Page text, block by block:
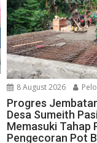
8 August 2026
Progres
Desa Sumeith
Memasuki Tahap
Pengecoran Pot